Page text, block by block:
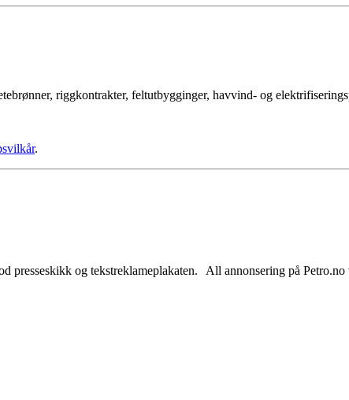
riggkontrakter, feltutbygginger, havvind- og
.
presseskikk og tekstreklameplakaten. All annonsering på